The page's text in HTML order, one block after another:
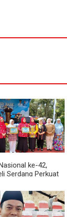
ke-42,
Serdang Perkuat